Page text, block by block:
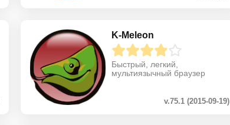
K-Meleon
Быстрый, легкий,
мультиязычный браузер
v.75.1 (2015-09-19)